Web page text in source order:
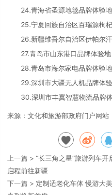
24.青海省圣源地毯品牌体验地
25.宁夏回族自治区百瑞源枸杞
26.新疆维吾尔自治区伊帕尔汗
27.青岛市山东港口品牌体验地
28.青岛市海尔家电品牌体验地
29.深圳市大疆无人机品牌体
30.深圳市丰翼智慧物流品牌
来源：文化和旅游部政府门户网站
上一篇 > “长三角之星”旅游列车
启程前往新疆
下一篇 > 定制适老化车体 慢游大